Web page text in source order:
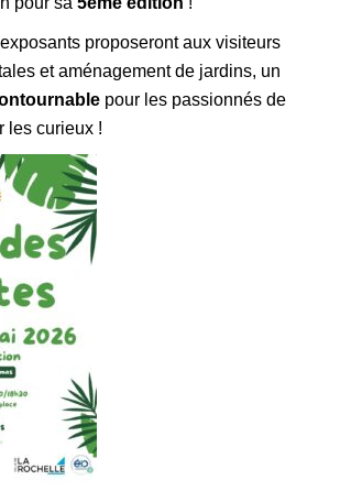
proposeront aux visiteurs
et aménagement de jardins, un
pour les passionnés de
les curieux !